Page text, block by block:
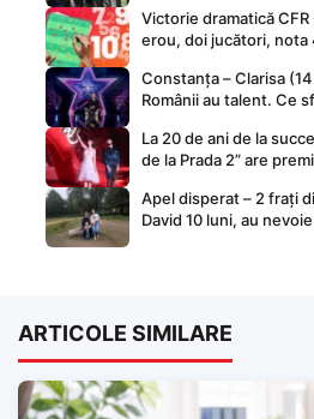
Victorie dramatică CFR
erou, doi jucători, nota
Constanța – Clarisa
Românii au talent. Ce
La 20 de ani de la
de la Prada 2” are
Apel disperat – 2 frați
David 10 luni, au
ARTICOLE SIMILARE